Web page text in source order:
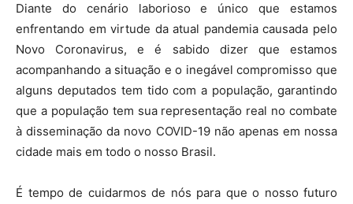
Diante do cenário laborioso e único que estamos
enfrentando em virtude da atual pandemia causada pelo
Novo Coronavirus, e é sabido dizer que estamos
acompanhando a situação e o inegável compromisso que
alguns deputados tem tido com a população, garantindo
que a população tem sua representação real no combate
à disseminação da novo COVID-19 não apenas em nossa
cidade mais em todo o nosso Brasil.
É tempo de cuidarmos de nós para que o nosso futuro